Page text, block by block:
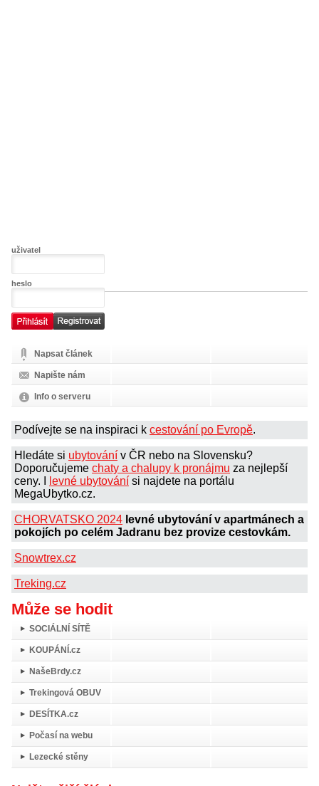
uživatel
heslo
Napsat článek
Napište nám
Info o serveru
Podívejte se na inspiraci k cestování po Evropě.
Hledáte si ubytování v ČR nebo na Slovensku?
Doporučujeme chaty a chalupy k pronájmu za nejlepší
ceny. I
levné ubytování si najdete na portálu
MegaUbytko.cz.
CHORVATSKO 2024 levné ubytování v apartmánech a
pokojích po celém Jadranu bez provize cestovkám.
Snowtrex.cz
Treking.cz
Může se hodit
SOCIÁLNÍ SÍTĚ
KOUPÁNÍ.cz
NašeBrdy.cz
Trekingová OBUV
DESÍTKA.cz
Počasí na webu
Lezecké stěny